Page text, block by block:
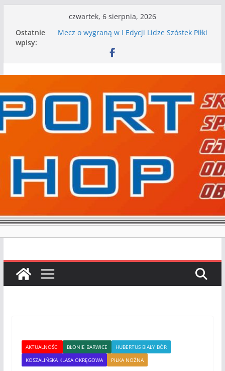
treści
czwartek, 6 sierpnia, 2026
Ostatnie
wpisy:
Mecz o wygraną w I Edycji Lidze Szóstek Piłki
Nasze piłkarskie zespoły w toku przygotowań
Kolejne gry kontrolne naszych piłkarskich
WKS wygrywa pierwszą edycję Ligi Szóstek w
Gwdzie Wielkiej
I mamy kolejne gry kontrolne, piłkarskie
granie przed nami
AKTUALNOŚCI BŁONIE BARWICE
HUBERTUS BIAŁY BÓR
KOSZALIŃSKA KLASA OKRĘGOWA
PIŁKA NOŻNA